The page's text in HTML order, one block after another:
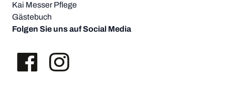
Kai Messer Pflege
Gästebuch
Folgen Sie uns auf Social Media